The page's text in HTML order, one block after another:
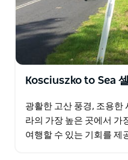
Kosciuszko to Sea
광활한 고산 풍경, 조용한
라의 가장 높은 곳에서 가
여행할 수 있는 기회를 제